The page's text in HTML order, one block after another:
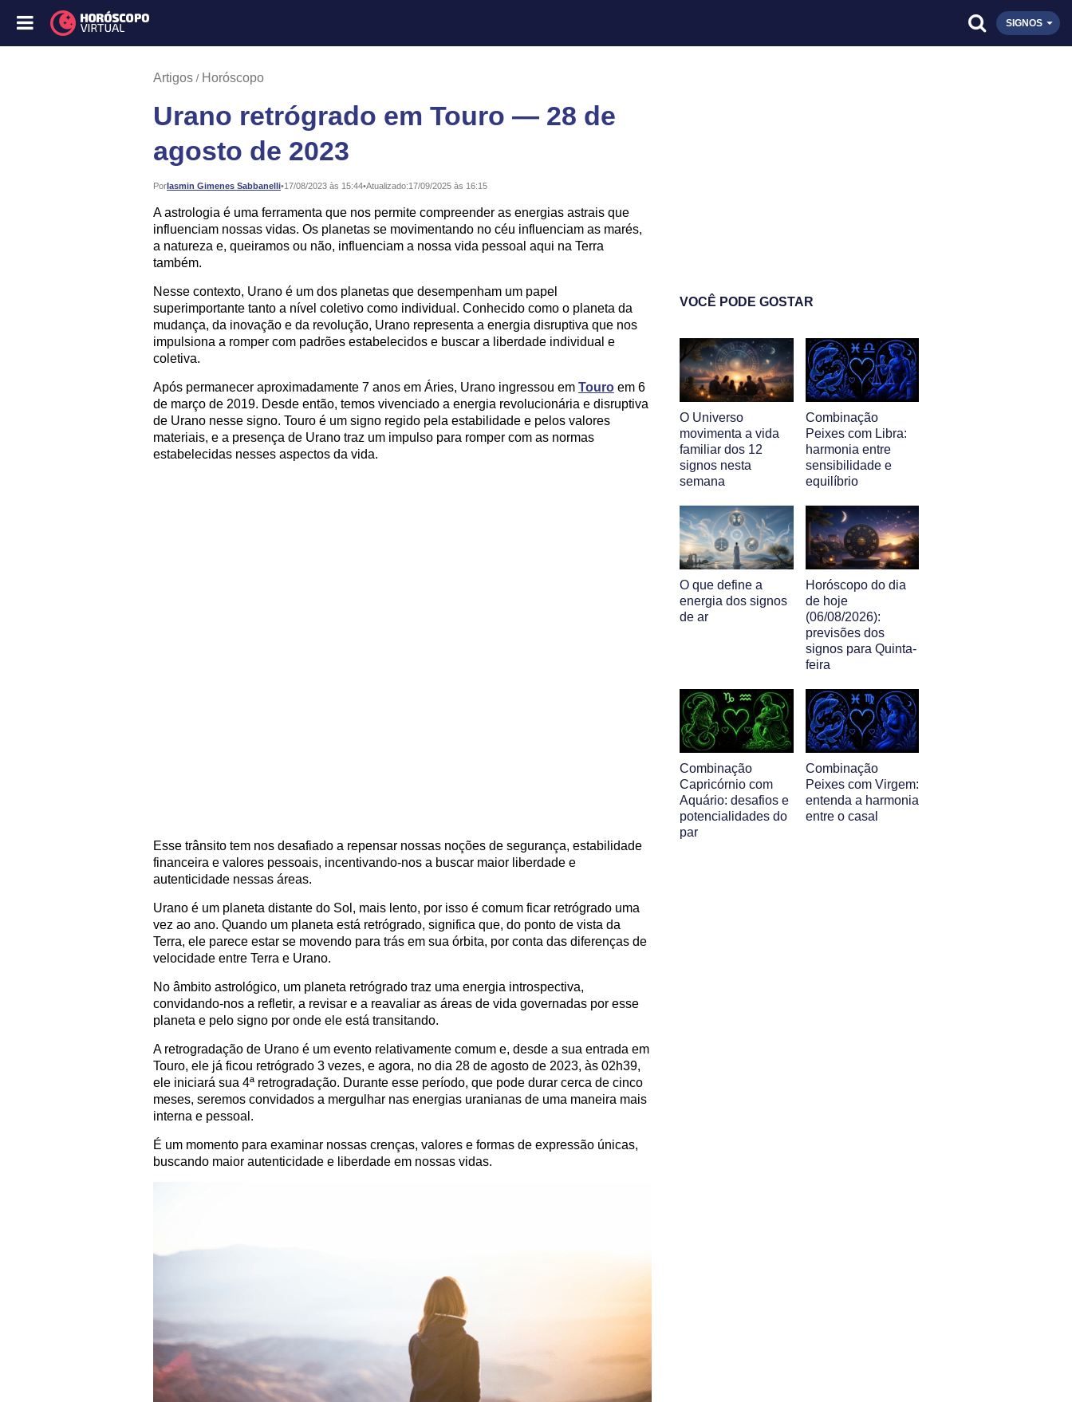
SIGNOS
Artigos Horóscopo
Urano retrógrado em Touro — 28 de
agosto de 2023
PorIasmin Gimenes Sabbanelli•
Publicado: 17/08/2023 às 15:44•Atualizado:17/09/2025 às 16:15
A astrologia é uma ferramenta que nos permite compreender as energias astrais que
influenciam nossas vidas. Os planetas se movimentando no céu influenciam as marés,
a natureza e, queiramos ou não, influenciam a nossa vida pessoal aqui na Terra
também.
Nesse contexto, Urano é um dos planetas que desempenham um papel
superimportante tanto a nível coletivo como individual. Conhecido como o planeta da
mudança, da inovação e da revolução, Urano representa a energia disruptiva que nos
impulsiona a romper com padrões estabelecidos e buscar a liberdade individual e
coletiva.
Após permanecer aproximadamente 7 anos em Áries, Urano ingressou em Touro em 6
de março de 2019. Desde então, temos vivenciado a energia revolucionária e disruptiva
de Urano nesse signo. Touro é um signo regido pela estabilidade e pelos valores
materiais, e a presença de Urano traz um impulso para romper com as normas
estabelecidas nesses aspectos da vida.
Esse trânsito tem nos desafiado a repensar nossas noções de segurança, estabilidade
financeira e valores pessoais, incentivando-nos a buscar maior liberdade e
autenticidade nessas áreas.
Urano é um planeta distante do Sol, mais lento, por isso é comum ficar retrógrado uma
vez ao ano. Quando um planeta está retrógrado, significa que, do ponto de vista da
Terra, ele parece estar se movendo para trás em sua órbita, por conta das diferenças de
velocidade entre Terra e Urano.
No âmbito astrológico, um planeta retrógrado traz uma energia introspectiva,
convidando-nos a refletir, a revisar e a reavaliar as áreas de vida governadas por esse
planeta e pelo signo por onde ele está transitando.
A retrogradação de Urano é um evento relativamente comum e, desde a sua entrada em
Touro, ele já ficou retrógrado 3 vezes, e agora, no dia 28 de agosto de 2023, às 02h39,
ele iniciará sua 4ª retrogradação. Durante esse período, que pode durar cerca de cinco
meses, seremos convidados a mergulhar nas energias uranianas de uma maneira mais
interna e pessoal.
É um momento para examinar nossas crenças, valores e formas de expressão únicas,
buscando maior autenticidade e liberdade em nossas vidas.
VOCÊ PODE GOSTAR
O Universo
movimenta a vida
familiar dos 12
signos nesta
semana
Combinação
Peixes com Libra:
harmonia entre
sensibilidade e
equilíbrio
O que define a
energia dos signos
de ar
Horóscopo do dia
de hoje
(06/08/2026):
previsões dos
signos para Quinta-
feira
Combinação
Capricórnio com
Aquário: desafios e
potencialidades do
par
Combinação
Peixes com Virgem:
entenda a harmonia
entre o casal